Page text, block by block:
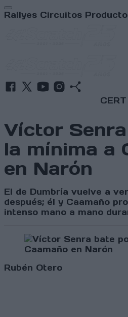
Abrir menú
Rallyes Circuitos Producto
CERT
Víctor
la mínima a
en Narón
El de Dumbría vuelve a
después; él y Caamaño
intenso mano a mano
Rubén Otero